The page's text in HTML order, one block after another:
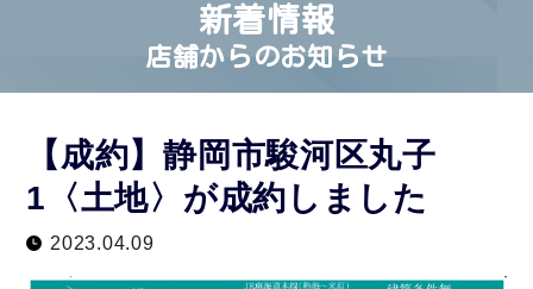
新着情報
店舗からのお知らせ
【成約】静岡市駿河区丸子
1〈土地〉が成約しました
2023.04.09